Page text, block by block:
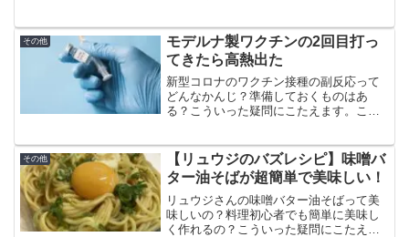
ら紹介します。これからシステムエンジ
ニアになる方は最低限のIT知識とプログ
ラミングスキルを身につけておきましょ
う。
その他
モデルナ製ワクチンの2回目打っ
てきたら高熱出た
新型コロナのワクチン接種の副反応って
どんなかんじ？準備しておくものはあ
る？こういった疑問にこたえます。この
のを紹介しています。2回目の接種では発
熱する確率が8割を超えるので対策をして
おきましょう。
その他
【リュウジのバズレシピ】味噌バ
ター油そばが超簡単で美味しい！
リュウジさんの味噌バター油そばって美
味しいの？料理初心者でも簡単に美味し
く作れるの？こういった疑問にこたえま